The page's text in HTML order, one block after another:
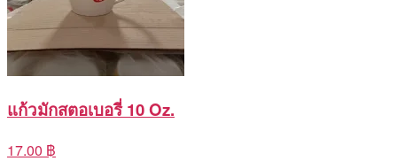
แก้วมักสตอเบอรี่ 10 Oz.
17.00 ฿